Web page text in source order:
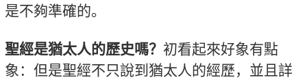
是不夠準確的。
聖經是猶太人的歷史嗎？ 初看起來好象有點
象：但是聖經不只說到猶太人的經歷，並且詳